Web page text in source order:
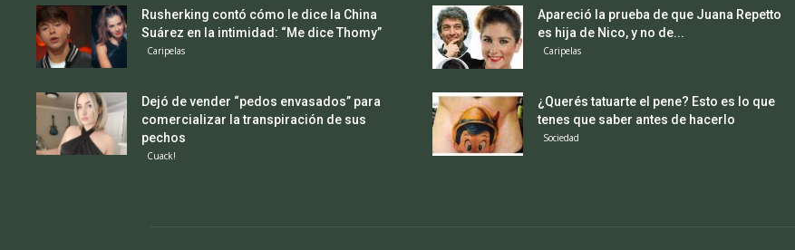
Rusherking contó cómo le dice la China
Suárez en la intimidad: “Me dice Thomy”
Caripelas
Dejó de vender “pedos envasados” para
comercializar la transpiración de sus
pechos
Cuack!
Apareció la prueba de que Juana Repetto
es hija de Nico, y no de...
Caripelas
¿Querés tatuarte el pene? Esto es lo que
tenes que saber antes de hacerlo
Sociedad